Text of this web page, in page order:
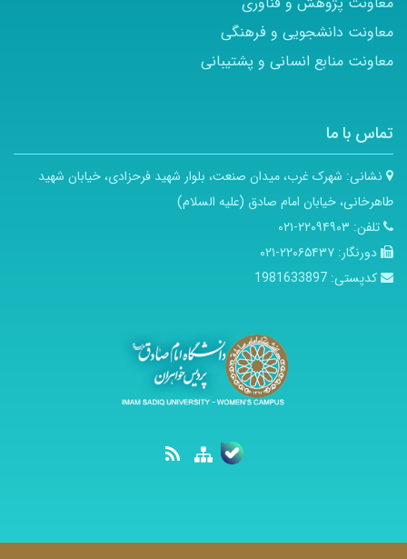
معاونت دانشجویی و فرهنگی
معاونت منابع انسانی و پشتیبانی
تماس با ما
نشانی: شهرک غرب، میدان صنعت، بلوار شهید فرحزادی، خیابان شهید
طاهرخانی، خیابان امام صادق (علیه السلام)
تلفن: ۲۲۰۹۴۹۰۳-۰۲۱
دورنگار: ۲۲۰۶۵۴۳۷-۰۲۱
کدپستی: 1981633897